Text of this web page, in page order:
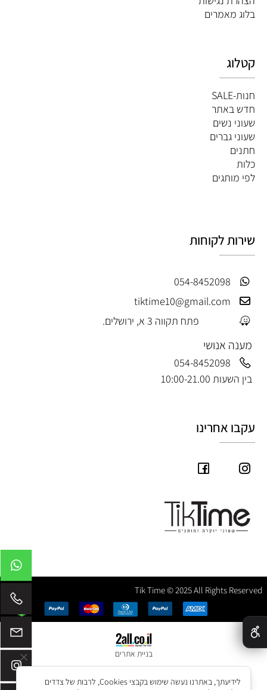
בלוג מאמרים
קטלוג
חנות-SALE
חדש באתר
שעוני נשים
שעוני גברים
חתנים
כלות
לפי מותגים
שירות לקוחות
054-8452098
tiktime10@gmail.com
פתח תקווה 3 א, ירושלים.
מענה אנושי
054-8452098
בין השעות 10:00-21.00
עקבו אחרינו
Tik Time © 2025 All Rights Reserved
בניית אתרים
לידיעתך, באתרנו נעשה שימוש בקבצי Cookies, לרבות של צדדים